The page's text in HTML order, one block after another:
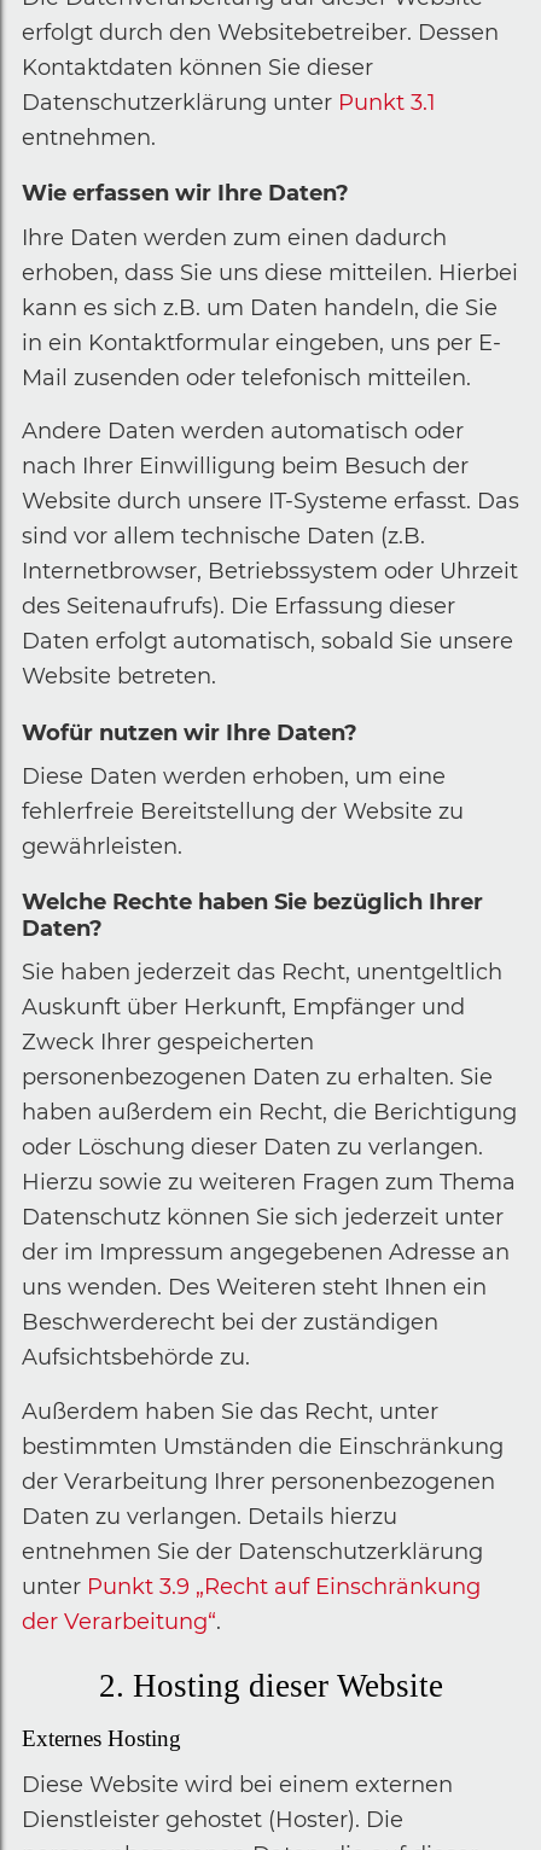
erfolgt durch den Websitebetreiber. Dessen
Kontaktdaten können Sie dieser
Datenschutzerklärung unter Punkt 3.1
entnehmen.
Wie erfassen wir Ihre Daten?
Ihre Daten werden zum einen dadurch
erhoben, dass Sie uns diese mitteilen. Hierbei
kann es sich z.B. um Daten handeln, die Sie
in ein Kontaktformular eingeben, uns per E-
Mail zusenden oder telefonisch mitteilen.
Andere Daten werden automatisch oder
nach Ihrer Einwilligung beim Besuch der
Website durch unsere IT-Systeme erfasst. Das
sind vor allem technische Daten (z.B.
Internetbrowser, Betriebssystem oder Uhrzeit
des Seitenaufrufs). Die Erfassung dieser
Daten erfolgt automatisch, sobald Sie unsere
Website betreten.
Wofür nutzen wir Ihre Daten?
Diese Daten werden erhoben, um eine
fehlerfreie Bereitstellung der Website zu
gewährleisten.
Welche Rechte haben Sie bezüglich Ihrer
Daten?
Sie haben jederzeit das Recht, unentgeltlich
Auskunft über Herkunft, Empfänger und
Zweck Ihrer gespeicherten
personenbezogenen Daten zu erhalten. Sie
haben außerdem ein Recht, die Berichtigung
oder Löschung dieser Daten zu verlangen.
Hierzu sowie zu weiteren Fragen zum Thema
Datenschutz können Sie sich jederzeit unter
der im Impressum angegebenen Adresse an
uns wenden. Des Weiteren steht Ihnen ein
Beschwerderecht bei der zuständigen
Aufsichtsbehörde zu.
Außerdem haben Sie das Recht, unter
bestimmten Umständen die Einschränkung
der Verarbeitung Ihrer personenbezogenen
Daten zu verlangen. Details hierzu
entnehmen Sie der Datenschutzerklärung
unter Punkt 3.9 „Recht auf Einschränkung
der Verarbeitung“.
2. Hosting dieser Website
Externes Hosting
Diese Website wird bei einem externen
Dienstleister gehostet (Hoster). Die